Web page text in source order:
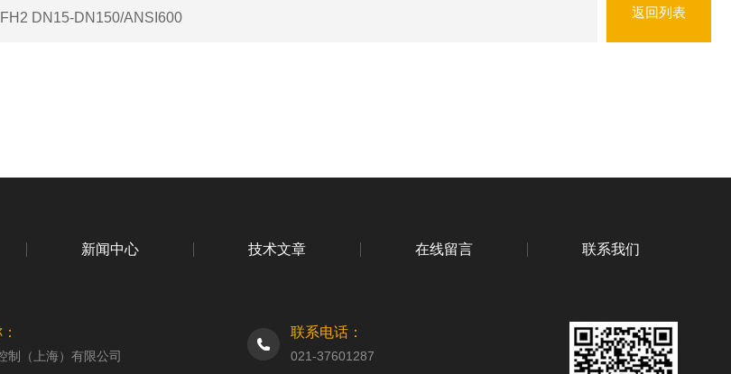
DN15-DN150/ANSI600 返回列表
新闻中心 技术文章 在线留言 联系我们
制（上海）有限公司
联系电话：
021-37601287